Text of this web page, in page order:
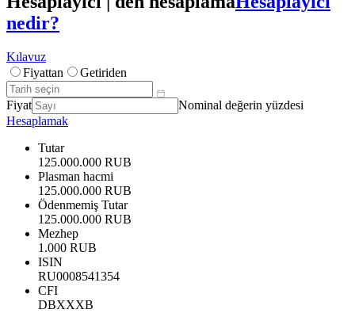
nedir?
Kılavuz
Fiyattan
Getiriden
Fiyat
Nominal değerin yüzdesi
Hesaplamak
Tutar
125.000.000 RUB
Plasman hacmi
125.000.000 RUB
Ödenmemiş Tutar
125.000.000 RUB
Mezhep
1.000 RUB
ISIN
RU0008541354
CFI
DBXXXB